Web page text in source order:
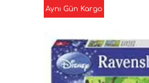
Aynı Gün Kargo